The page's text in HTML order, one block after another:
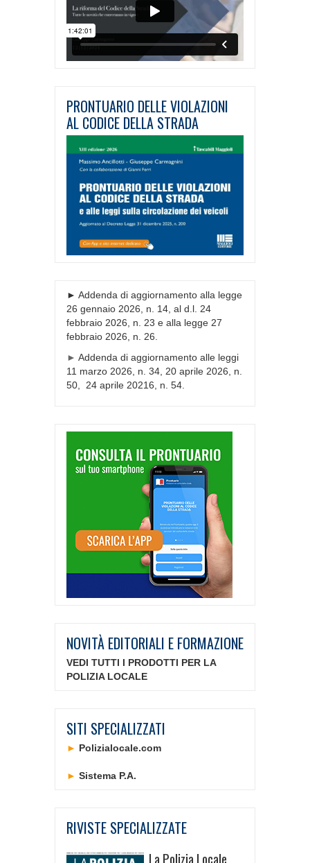
PRONTUARIO DELLE VIOLAZIONI
AL CODICE DELLA STRADA
► Addenda di aggiornamento alla legge
26 gennaio 2026, n. 14, al d.l. 24
febbraio 2026, n. 23 e alla legge 27
febbraio 2026, n. 26.
► Addenda di aggiornamento alle leggi
11 marzo 2026, n. 34, 20 aprile 2026, n.
50, 24 aprile 20216, n. 54.
NOVITÀ EDITORIALI E FORMAZIONE
VEDI TUTTI I PRODOTTI PER LA
POLIZIA LOCALE
SITI SPECIALIZZATI
► Polizialocale.com
► Sistema P.A.
RIVISTE SPECIALIZZATE
La Polizia Locale